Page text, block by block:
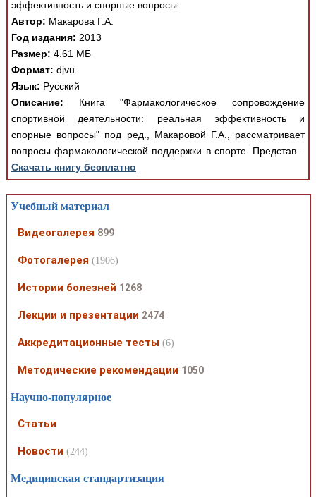
эффективность и спорные вопросы
Автор: Макарова Г.А.
Год издания: 2013
Размер: 4.61 МБ
Формат: djvu
Язык: Русский
Описание: Книга "Фармакологическое сопровождение
спортивной деятельности: реальная эффективность и
спорные вопросы" под ред., Макаровой Г.А., рассматривает
вопросы фармакологической поддержки в спорте. Представ...
Скачать книгу бесплатно
Учебный материал
Видеогалерея 899
Фотогалерея (1906)
Истории болезней 1268
Лекции и презентации 2474
Аккредитационные тесты (6)
Методические рекомендации 1050
Научно-популярное
Статьи
Новости (244)
Медицинская стандартизация